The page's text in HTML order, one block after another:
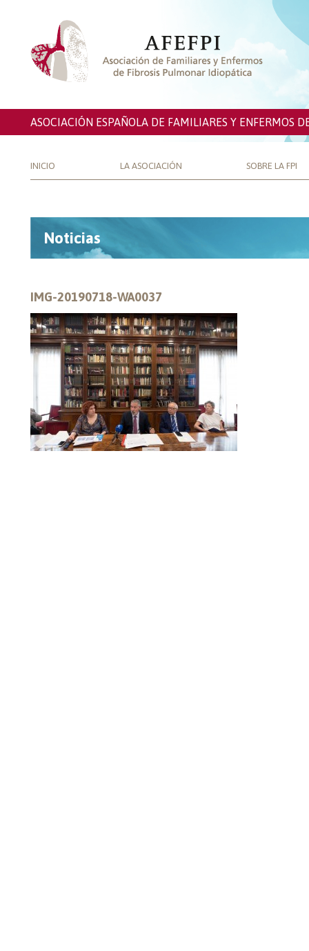
ASOCIACIÓN ESPAÑOLA DE FAMILIARES Y ENFERMOS
INICIO LA ASOCIACIÓN SOBRE LA FPI
Noticias
IMG-20190718-WA0037